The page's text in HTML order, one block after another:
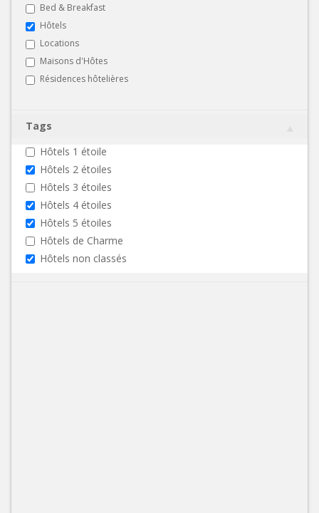
Bed & Breakfast
Hôtels
Locations
Maisons d'Hôtes
Résidences hôtelières
Tags
Hôtels 1 étoile
Hôtels 2 étoiles
Hôtels 3 étoiles
Hôtels 4 étoiles
Hôtels 5 étoiles
Hôtels de Charme
Hôtels non classés